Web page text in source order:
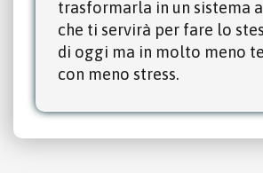
trasformarla in un sistema
che ti servirà per fare lo
di oggi ma in molto meno
con meno stress.